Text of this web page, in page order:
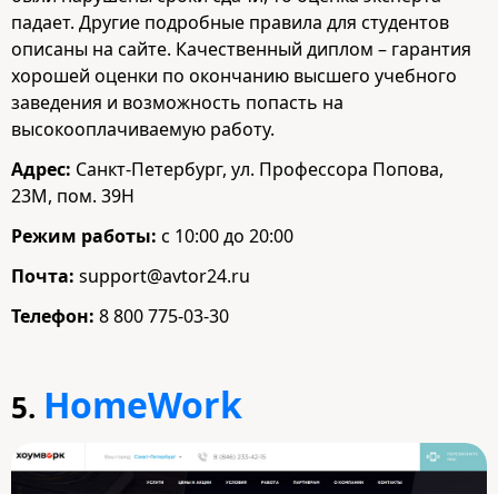
падает. Другие подробные правила для студентов
описаны на сайте. Качественный диплом – гарантия
хорошей оценки по окончанию высшего учебного
заведения и возможность попасть на
высокооплачиваемую работу.
Адрес: Санкт-Петербург, ул. Профессора Попова,
23М, пом. 39Н
Режим работы: с 10:00 до 20:00
Почта: support@avtor24.ru
Телефон: 8 800 775-03-30
5. HomeWork